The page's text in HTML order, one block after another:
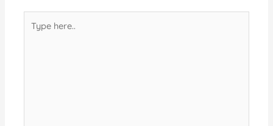
here..